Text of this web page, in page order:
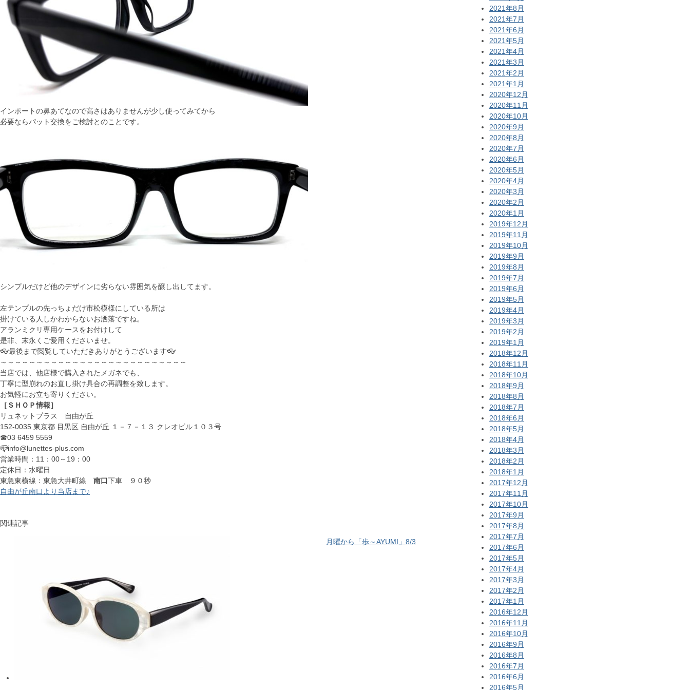
インポートの鼻あてなので高さはありませんが少し使ってみてから
必要ならパット交換をご検討とのことです。
シンプルだけど他のデザインに劣らない雰囲気を醸し出してます。
左テンプルの先っちょだけ市松模様にしている所は
掛けている人しかわからないお洒落ですね。
アランミクリ専用ケースをお付けして
是非、末永くご愛用くださいませ。
👓最後まで閲覧していただきありがとうございます👓
～～～～～～～～～～～～～～～～～～～～～～～～～～
当店では、他店様で購入されたメガネでも、
丁寧に型崩れのお直し掛け具合の再調整を致します。
お気軽にお立ち寄りください。
［ＳＨＯＰ情報］
リュネットプラス 自由が丘
152-0035 東京都 目黒区 自由が丘 １－７－１３ クレオビル１０３号
☎03 6459 5559
📪info@lunettes-plus.com
営業時間：11：00～19：00
定休日：水曜日
東急東横線：東急大井町線 南口下車 ９０秒
自由が丘南口より当店まで♪
関連記事
月曜から「歩～AYUMI」8/3
2021年8月
2021年7月
2021年6月
2021年5月
2021年4月
2021年3月
2021年2月
2021年1月
2020年12月
2020年11月
2020年10月
2020年9月
2020年8月
2020年7月
2020年6月
2020年5月
2020年4月
2020年3月
2020年2月
2020年1月
2019年12月
2019年11月
2019年10月
2019年9月
2019年8月
2019年7月
2019年6月
2019年5月
2019年4月
2019年3月
2019年2月
2019年1月
2018年12月
2018年11月
2018年10月
2018年9月
2018年8月
2018年7月
2018年6月
2018年5月
2018年4月
2018年3月
2018年2月
2018年1月
2017年12月
2017年11月
2017年10月
2017年9月
2017年8月
2017年7月
2017年6月
2017年5月
2017年4月
2017年3月
2017年2月
2017年1月
2016年12月
2016年11月
2016年10月
2016年9月
2016年8月
2016年7月
2016年6月
2016年5月